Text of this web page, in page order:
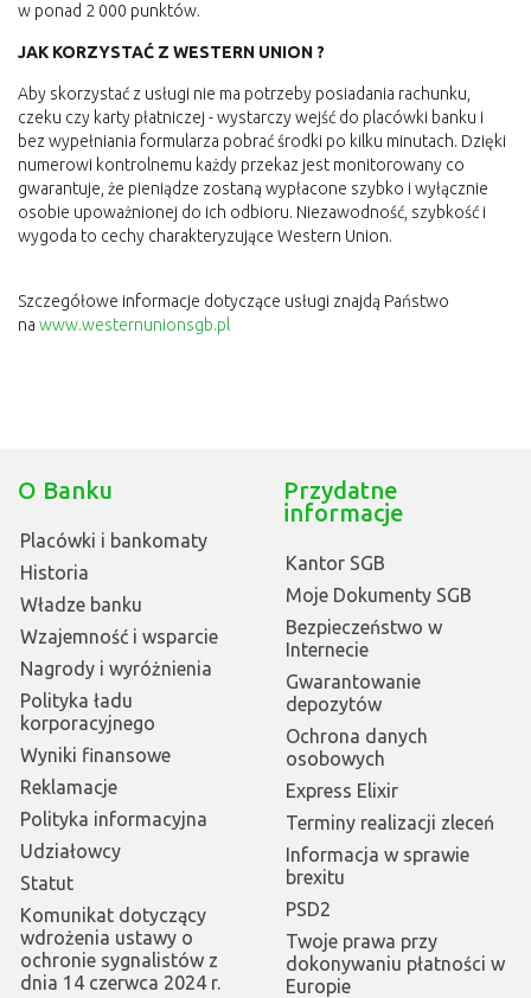
w ponad 2 000 punktów.
JAK KORZYSTAĆ Z WESTERN UNION ?
Aby skorzystać z usługi nie ma potrzeby posiadania rachunku,
czeku czy karty płatniczej - wystarczy wejść do placówki banku i
bez wypełniania formularza pobrać środki po kilku minutach. Dzięki
numerowi kontrolnemu każdy przekaz jest monitorowany co
gwarantuje, że pieniądze zostaną wypłacone szybko i wyłącznie
osobie upoważnionej do ich odbioru. Niezawodność, szybkość i
wygoda to cechy charakteryzujące Western Union.
Szczegółowe informacje dotyczące usługi znajdą Państwo
na www.westernunionsgb.pl
O Banku
Placówki i bankomaty
Historia
Władze banku
Wzajemność i wsparcie
Nagrody i wyróżnienia
Polityka ładu
korporacyjnego
Wyniki finansowe
Reklamacje
Polityka informacyjna
Udziałowcy
Statut
Komunikat dotyczący
wdrożenia ustawy o
ochronie sygnalistów z
dnia 14 czerwca 2024 r.
Przydatne
informacje
Kantor SGB
Moje Dokumenty SGB
Bezpieczeństwo w
Internecie
Gwarantowanie
depozytów
Ochrona danych
osobowych
Express Elixir
Terminy realizacji zleceń
Informacja w sprawie
brexitu
PSD2
Twoje prawa przy
dokonywaniu płatności w
Europie